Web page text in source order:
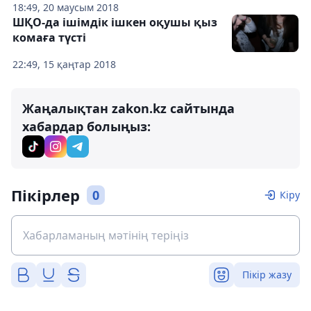
18:49, 20 маусым 2018
22:49, 15 қаңтар 2018
ШҚО-да ішімдік ішкен оқушы қыз
комаға түсті
Жаңалықтан zakon.kz сайтында
хабардар болыңыз:
Пікірлер 0 Кіру
Пікір жазу